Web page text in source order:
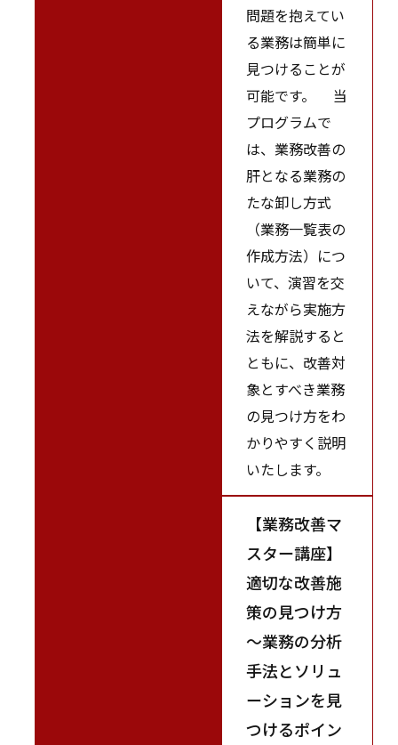
問題を抱えてい
る業務は簡単に
見つけることが
可能です。 当
プログラムで
は、業務改善の
肝となる業務の
たな卸し方式
（業務一覧表の
作成方法）につ
いて、演習を交
えながら実施方
法を解説すると
ともに、改善対
象とすべき業務
の見つけ方をわ
かりやすく説明
いたします。
【業務改善マ
スター講座】
適切な改善施
策の見つけ方
～業務の分析
手法とソリュ
ーションを見
つけるポイン